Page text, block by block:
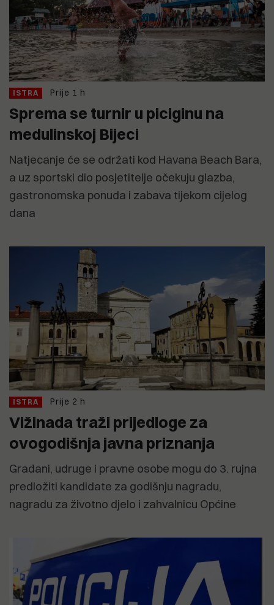
ISTRA Prije 1 h
Sprema se turnir u piciginu na
medulinskoj Bijeci
Natjecanje će se održati kod Havana Beach Bara,
a uz sportski dio posjetitelje očekuju glazba,
gastronomska ponuda i zabava tijekom cijelog
dana
ISTRA Prije 2 h
Vižinada traži prijedloge za
ovogodišnja javna priznanja
Građani, udruge i pravne osobe mogu do 3. rujna
predložiti kandidate za godišnju nagradu,
nagradu za životno djelo i zahvalnicu Općine